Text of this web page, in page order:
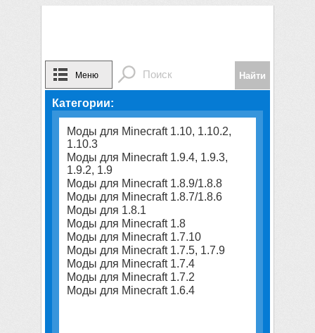
Меню
Категории:
Моды для Minecraft 1.10, 1.10.2,
1.10.3
Моды для Minecraft 1.9.4, 1.9.3,
1.9.2, 1.9
Моды для Minecraft 1.8.9/1.8.8
Моды для Minecraft 1.8.7/1.8.6
Моды для 1.8.1
Моды для Minecraft 1.8
Моды для Minecraft 1.7.10
Моды для Minecraft 1.7.5, 1.7.9
Моды для Minecraft 1.7.4
Моды для Minecraft 1.7.2
Моды для Minecraft 1.6.4